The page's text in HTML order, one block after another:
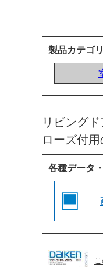
製品カテゴリ
リビング
ローズ付
各種データ